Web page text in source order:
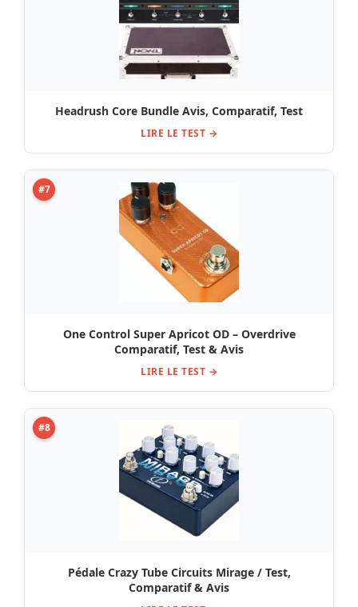
Headrush Core Bundle Avis, Comparatif, Test
LIRE LE TEST →
#7
One Control Super Apricot OD – Overdrive
Comparatif, Test & Avis
LIRE LE TEST →
#8
Pédale Crazy Tube Circuits Mirage / Test,
Comparatif & Avis